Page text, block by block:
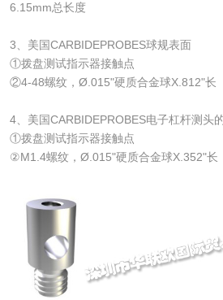
6.15mm总长度
3、美国CARBIDEPROBES球规表面
①拨盘测试指示器接触点
②4-48螺纹，Ø.015"硬质合金球X.812"长
4、美国CARBIDEPROBES电子杠杆测头
①拨盘测试指示器接触点
②M1.4螺纹，Ø.015"硬质合金球X.352"长